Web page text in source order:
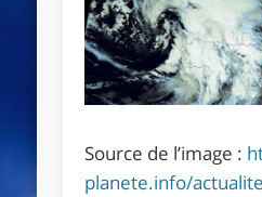
Source de l’image :
planete.info/